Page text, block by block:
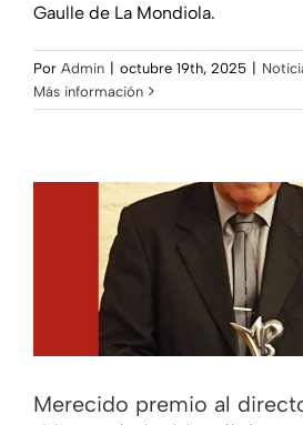
Gaulle de La Mondiola.
Por Admin | octubre 19th, 2025 |
Más información
Merecido premio al
Merecido premio al